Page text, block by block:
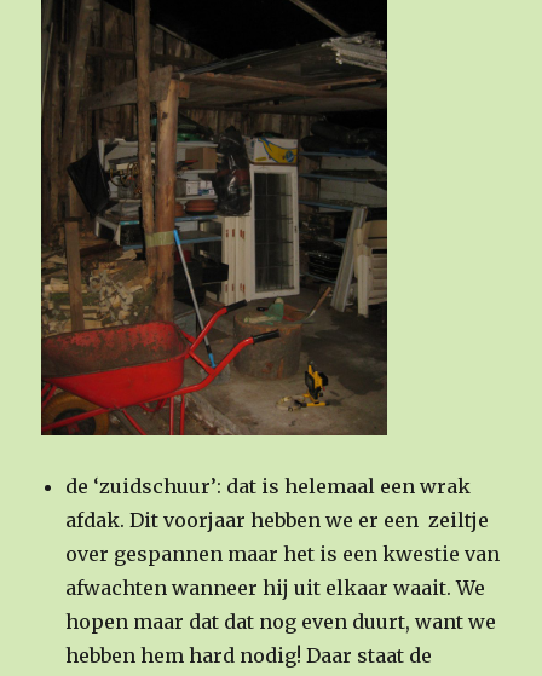
de ‘zuidschuur’: dat is helemaal een wrak
afdak. Dit voorjaar hebben we er een zeiltje
over gespannen maar het is een kwestie van
afwachten wanneer hij uit elkaar waait. We
hopen maar dat dat nog even duurt, want we
hebben hem hard nodig! Daar staat de